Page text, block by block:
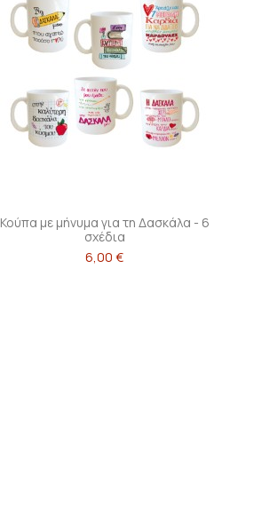
Κούπα με μήνυμα για τη Δασκάλα - 6
σχέδια
6,00 €